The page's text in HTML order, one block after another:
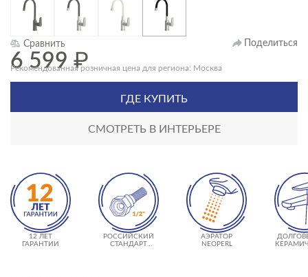
Сравнить Поделиться
6 599₽
Рекомендованная розничная цена для региона: Москва
ГДЕ КУПИТЬ
СМОТРЕТЬ В ИНТЕРЬЕРЕ
12 ЛЕТ
ГАРАНТИИ
РОССИЙСКИЙ
СТАНДАРТ
АЭРАТОР
NEOPERL